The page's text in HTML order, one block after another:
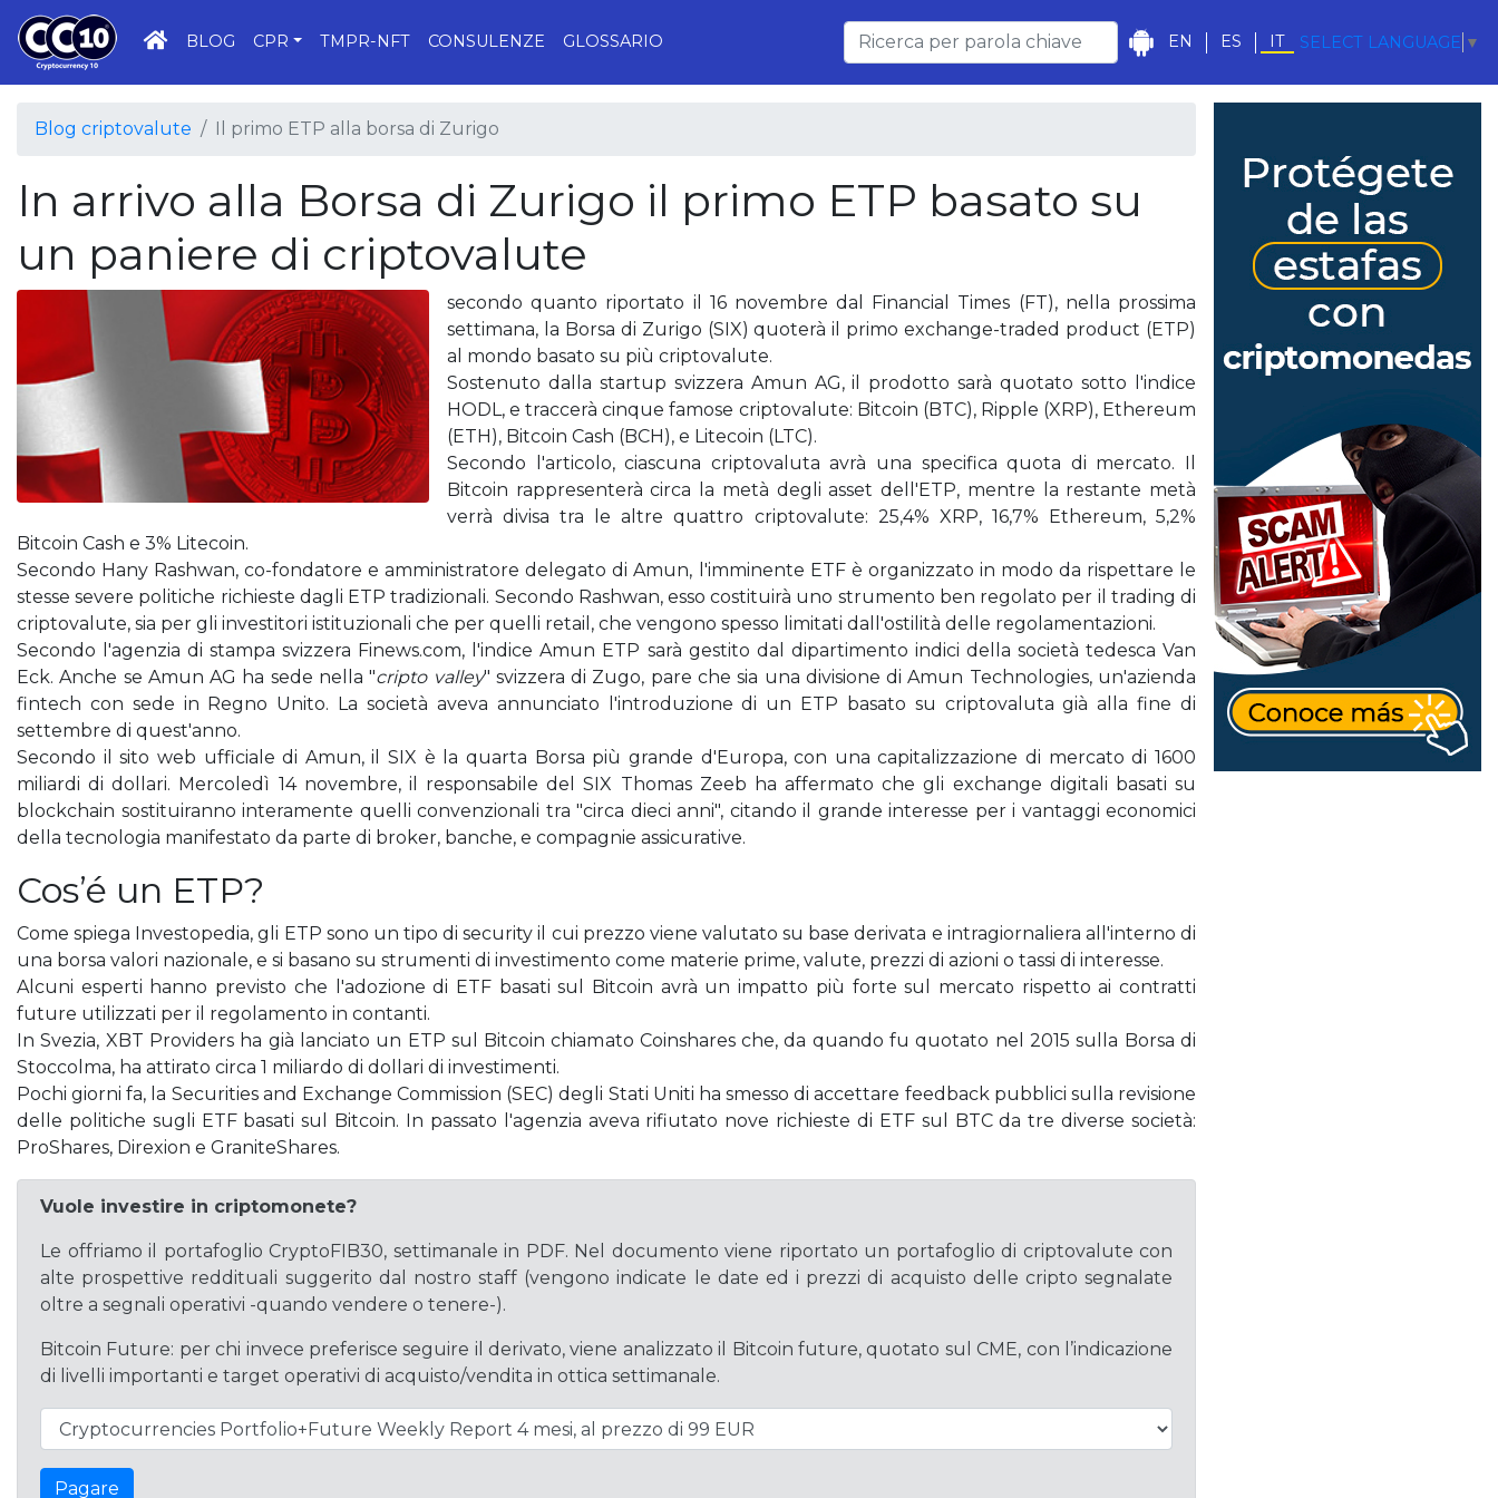
HOME
BLOG CPR TMPR-NFT CONSULENZE GLOSSARIO EN ES IT SELECT LANGUAGE ▼
Blog criptovalute Il primo ETP alla borsa di Zurigo
In arrivo alla Borsa di Zurigo il primo ETP basato su
un paniere di criptovalute
secondo quanto riportato il 16 novembre dal Financial Times (FT), nella prossima
settimana, la Borsa di Zurigo (SIX) quoterà il primo exchange-traded product (ETP)
al mondo basato su più criptovalute.
Sostenuto dalla startup svizzera Amun AG, il prodotto sarà quotato sotto l'indice
HODL, e traccerà cinque famose criptovalute: Bitcoin (BTC), Ripple (XRP), Ethereum
(ETH), Bitcoin Cash (BCH), e Litecoin (LTC).
Secondo l'articolo, ciascuna criptovaluta avrà una specifica quota di mercato. Il
Bitcoin rappresenterà circa la metà degli asset dell'ETP, mentre la restante metà
verrà divisa tra le altre quattro criptovalute: 25,4% XRP, 16,7% Ethereum, 5,2%
Bitcoin Cash e 3% Litecoin.
Secondo Hany Rashwan, co-fondatore e amministratore delegato di Amun, l'imminente ETF è organizzato in modo da rispettare le
stesse severe politiche richieste dagli ETP tradizionali. Secondo Rashwan, esso costituirà uno strumento ben regolato per il trading di
criptovalute, sia per gli investitori istituzionali che per quelli retail, che vengono spesso limitati dall'ostilità delle regolamentazioni.
Secondo l'agenzia di stampa svizzera Finews.com, l'indice Amun ETP sarà gestito dal dipartimento indici della società tedesca Van
Eck. Anche se Amun AG ha sede nella "cripto valley" svizzera di Zugo, pare che sia una divisione di Amun Technologies, un'azienda
fintech con sede in Regno Unito. La società aveva annunciato l'introduzione di un ETP basato su criptovaluta già alla fine di
settembre di quest'anno.
Secondo il sito web ufficiale di Amun, il SIX è la quarta Borsa più grande d'Europa, con una capitalizzazione di mercato di 1600
miliardi di dollari. Mercoledì 14 novembre, il responsabile del SIX Thomas Zeeb ha affermato che gli exchange digitali basati su
blockchain sostituiranno interamente quelli convenzionali tra "circa dieci anni", citando il grande interesse per i vantaggi economici
della tecnologia manifestato da parte di broker, banche, e compagnie assicurative.
Cos’é un ETP?
Come spiega Investopedia, gli ETP sono un tipo di security il cui prezzo viene valutato su base derivata e intragiornaliera all'interno di
una borsa valori nazionale, e si basano su strumenti di investimento come materie prime, valute, prezzi di azioni o tassi di interesse.
Alcuni esperti hanno previsto che l'adozione di ETF basati sul Bitcoin avrà un impatto più forte sul mercato rispetto ai contratti
future utilizzati per il regolamento in contanti.
In Svezia, XBT Providers ha già lanciato un ETP sul Bitcoin chiamato Coinshares che, da quando fu quotato nel 2015 sulla Borsa di
Stoccolma, ha attirato circa 1 miliardo di dollari di investimenti.
Pochi giorni fa, la Securities and Exchange Commission (SEC) degli Stati Uniti ha smesso di accettare feedback pubblici sulla revisione
delle politiche sugli ETF basati sul Bitcoin. In passato l'agenzia aveva rifiutato nove richieste di ETF sul BTC da tre diverse società:
ProShares, Direxion e GraniteShares.
Vuole investire in criptomonete?
Le offriamo il portafoglio CryptoFIB30, settimanale in PDF. Nel documento viene riportato un portafoglio di criptovalute con
alte prospettive reddituali suggerito dal nostro staff (vengono indicate le date ed i prezzi di acquisto delle cripto segnalate
oltre a segnali operativi -quando vendere o tenere-).
Bitcoin Future: per chi invece preferisce seguire il derivato, viene analizzato il Bitcoin future, quotato sul CME, con l’indicazione
di livelli importanti e target operativi di acquisto/vendita in ottica settimanale.
Pagare